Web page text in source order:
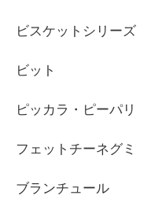
ビスケットシリーズ
ビット
ピッカラ・ピーパリ
フェットチーネグミ
ブランチュール